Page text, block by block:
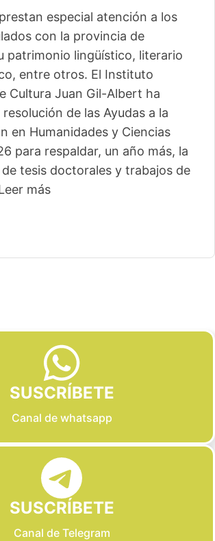
especial atención a los
con la provincia de
patrimonio lingüístico, literario
entre otros. El Instituto
Cultura Juan Gil-Albert ha
de las Ayudas a la
en Humanidades y Ciencias
para respaldar, un año más, la
tesis doctorales y trabajos de
más
SUSCRÍBETE
Canal de whatsapp
SUSCRÍBETE
Canal de Telegram